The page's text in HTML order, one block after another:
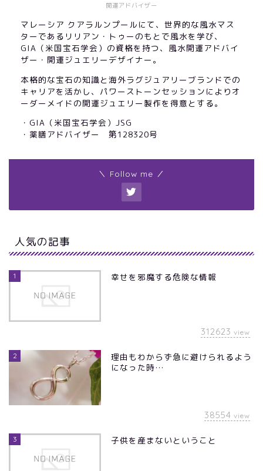
開運アドバイザー
マレーシア クアラルンプールにて、世界的な風水マス
ターであるリリアン・トゥーのもとで風水を学び、
GIA（米国宝石学会）の資格を持つ、風水開運アドバイ
ザー・開運ジュエリーデザイナー。
本格的な宝石の知識と海外ラグジュアリーブランドでの
キャリアを活かし、パワーストーンセッションによりオ
ーダーメイドの開運ジュエリー製作を得意とする。
・GIA（米国宝石学会）JSG
・薬膳アドバイザー 第128320号
＼ Follow me ／
人気の記事
1 幸せを邪魔する危険な情報
312623 view
2
理由もわからず急に避けられるよう
になった時…
38554 view
3 子供を産まないということ